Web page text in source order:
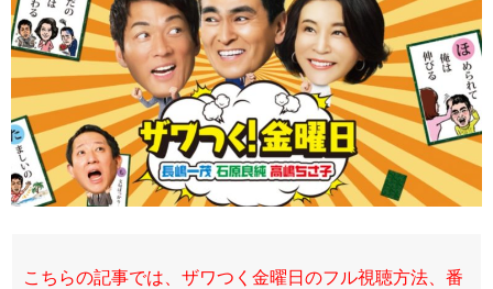
こちらの記事では、ザワつく金曜日のフル視聴方法、番